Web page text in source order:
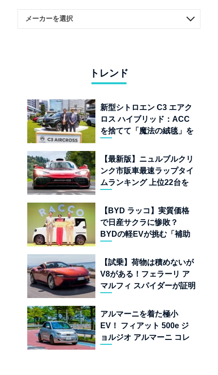
トレンド
新型シトロエン C3 エアク
ロス ハイブリッド：ACC
を捨てて「魔法の絨毯」を
児
【最新版】ニュルブルクリ
ンク市販車最速ラップタイ
ムランキング 上位22台を
【BYD ラッコ】実質価格
で日産サクラに惨敗？
BYDの軽EVが挑む「補助
界
【試乗】荷物は積めないが
V8がある！フェラーリ ア
マルフィ スパイダーが証明
ーの至福
アルマーニを着た極小
EV！ フィアット 500e ジ
ョルジオ アルマーニ コレ